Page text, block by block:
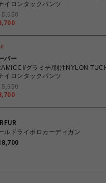
イロンタックパンツ
バー
グラミチ/別注NYLON
イロンタックパンツ
ルドライポロカーディガン